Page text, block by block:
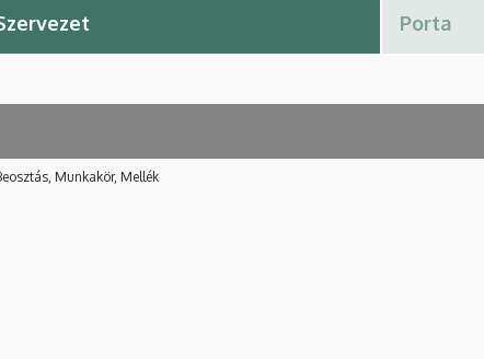
Munkakör, Mellék